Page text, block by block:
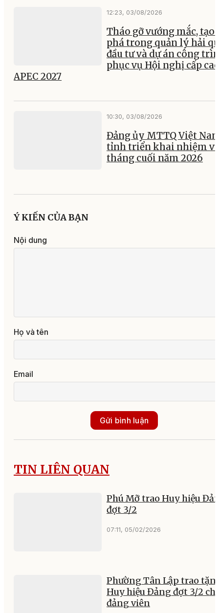
12:23, 03/08/2026
Tháo gỡ vướng mắc, tạo
phá trong quản lý hải
đầu tư và dự án công
phục vụ Hội nghị cấp
APEC 2027
10:30, 03/08/2026
Đảng ủy MTTQ Việt
tỉnh triển khai nhiệm
tháng cuối năm 2026
Ý KIẾN CỦA BẠN
Nội dung
Họ và tên
Email
Gửi bình luận
TIN LIÊN QUAN
Phú Mỡ trao Huy hiệu
đợt 3/2
07:11, 05/02/2026
Phường Tân Lập trao
Huy hiệu Đảng đợt 3/2
đảng viên